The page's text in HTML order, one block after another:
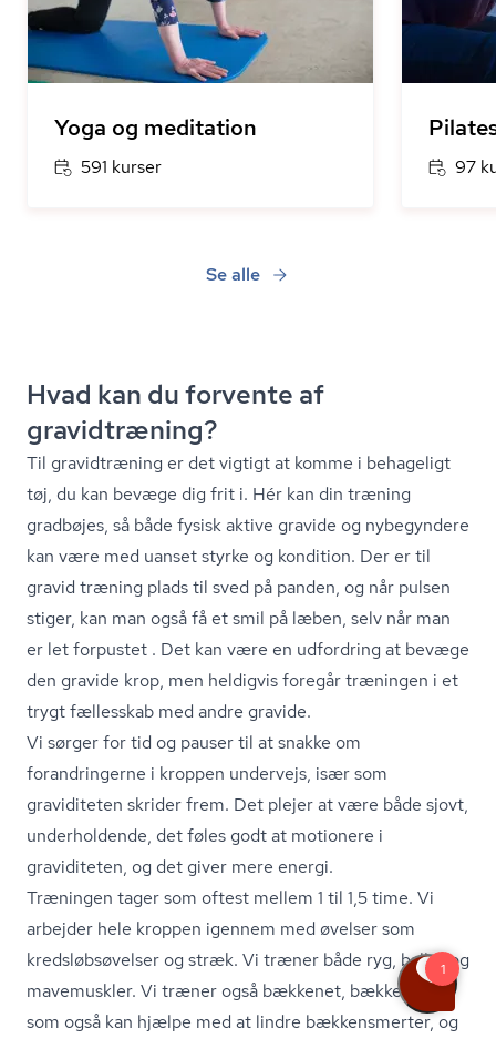
Yoga og meditation
591 kurser 97
Se alle
Hvad kan du forvente af
gravidtræning?
Til gravidtræning er det vigtigt at komme i behageligt
tøj, du kan bevæge dig frit i. Hér kan din træning
gradbøjes, så både fysisk aktive gravide og nybegyndere
kan være med uanset styrke og kondition. Der er til
gravid træning plads til sved på panden, og når pulsen
stiger, kan man også få et smil på læben, selv når man
er let forpustet . Det kan være en udfordring at bevæge
den gravide krop, men heldigvis foregår træningen i et
trygt fællesskab med andre gravide.
Vi sørger for tid og pauser til at snakke om
forandringerne i kroppen undervejs, især som
graviditeten skrider frem. Det plejer at være både sjovt,
underholdende, det føles godt at motionere i
graviditeten, og det giver mere energi.
Træningen tager som oftest mellem 1 til 1,5 time. Vi
arbejder hele kroppen igennem med øvelser som
kredsløb­sø­vel­ser og stræk. Vi træner både ryg, baller og
mavemuskler. Vi træner også bækkenet, bækkenbund,
som også kan hjælpe med at lindre bækkensmerter, og